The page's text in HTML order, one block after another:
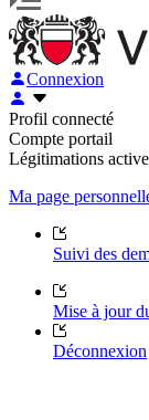
Connexion
Profil connecté
Compte portail
Légitimations
Ma page
Suivi des
Mise à jour
Déconnexion